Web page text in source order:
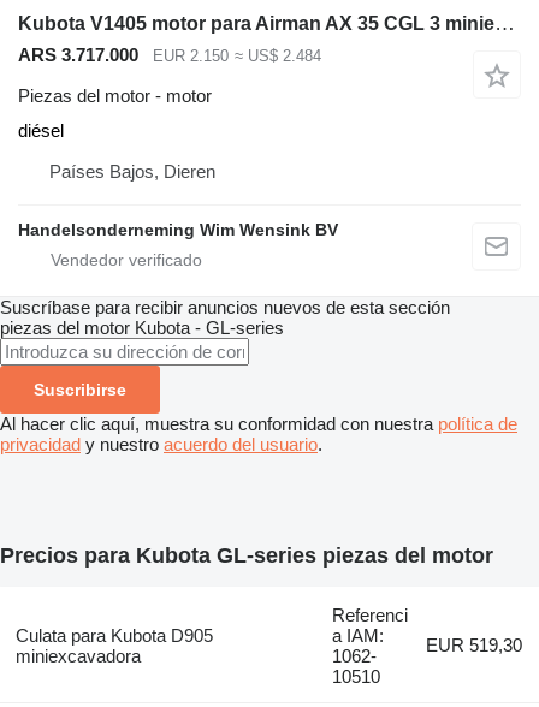
Kubota V1405 motor para Airman AX 35 CGL 3 miniexcavadora
ARS 3.717.000 EUR 2.150 ≈ US$ 2.484
Piezas del motor - motor
diésel
Países Bajos, Dieren
Handelsonderneming Wim Wensink BV
Suscríbase para recibir anuncios nuevos de esta sección
piezas del motor Kubota - GL-series
Suscribirse
Al hacer clic aquí, muestra su conformidad con nuestra política de
privacidad y nuestro acuerdo del usuario.
Precios para Kubota GL-series piezas del motor
Culata para Kubota D905
miniexcavadora
Referenci
a IAM:
1062-
10510
EUR 519,30